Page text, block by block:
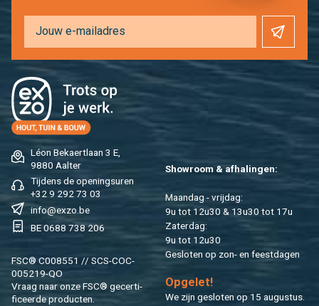
Léon Be­kaert­laan 3 E,
9880 Aal­ter
Tij­dens de ope­nings­uren
+32 9 292 73 03
info@​exzo.​be
BE 0688 738 206
FSC® C008551 // SCS-COC-
005219-QO
Vraag naar onze FSC® ge­cer­ti­
fi­ceer­de pro­duc­ten.
Show­room & af­ha­lin­gen:
Maan­dag - vrij­dag:
9u tot 12u30 & 13u30 tot 17u
Za­ter­dag:
9u tot 12u30
Ge­slo­ten op zon- en feest­da­gen
Op­ge­let!
We zijn ge­slo­ten op 15 au­gus­tus.